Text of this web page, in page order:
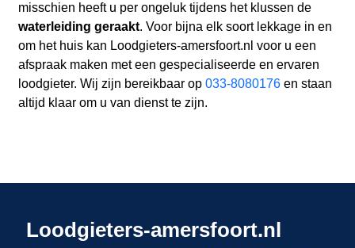
misschien heeft u per ongeluk tijdens het klussen de
waterleiding geraakt. Voor bijna elk soort lekkage in en
om het huis kan Loodgieters-amersfoort.nl voor u een
afspraak maken met een gespecialiseerde en ervaren
loodgieter. Wij zijn bereikbaar op 033-8080176en staan
altijd klaar om u van dienst te zijn.
Loodgieters-amersfoort.nl